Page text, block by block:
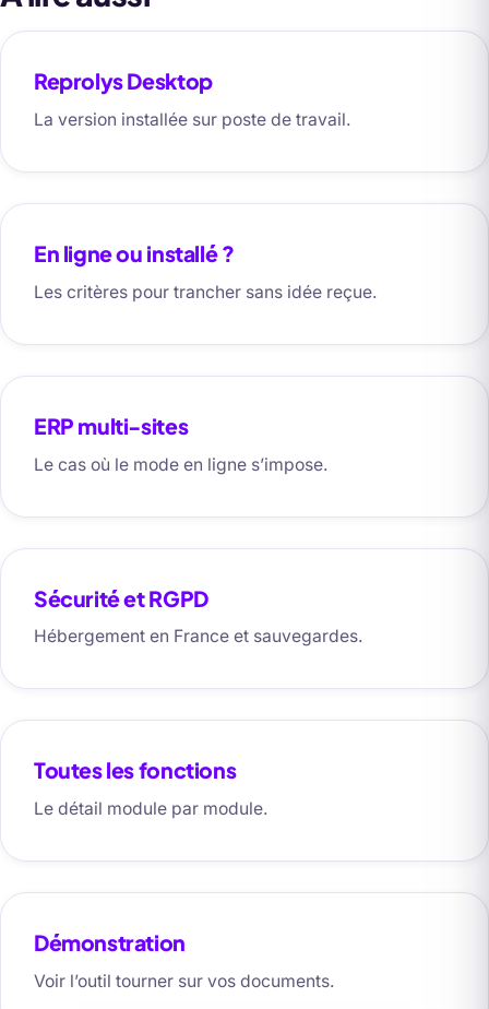
Reprolys Desktop
La version installée sur poste de travail.
En ligne ou installé ?
Les critères pour trancher sans idée reçue.
ERP multi-sites
Le cas où le mode en ligne s’impose.
Sécurité et RGPD
Hébergement en France et sauvegardes.
Toutes les fonctions
Le détail module par module.
Démonstration
Voir l’outil tourner sur vos documents.